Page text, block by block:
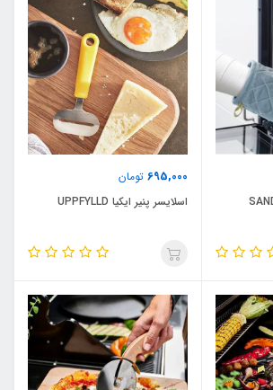
695,000 تومان
اسلایسر پنیر ایکیا UPPFYLLD